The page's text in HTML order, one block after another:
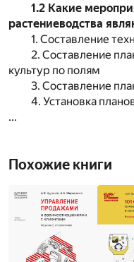
1.2 Какие
растениеводства
1. Составление
2. Составление
культур по полям
3. Составление
4. Установка
...
Похожие книги